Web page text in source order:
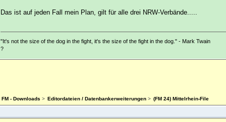
Das ist auf jeden Fall mein Plan, gilt für alle drei NRW-Verbände.....
"It's not the size of the dog in the fight, it's the size of the fight in the dog." - Mark Twain
?
FM - Downloads > Editordateien / Datenbankerweiterungen> (FM 24) Mittelrhein-File